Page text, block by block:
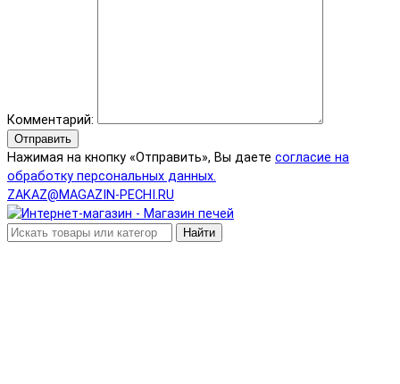
Комментарий:
Отправить
Нажимая на кнопку «Отправить», Вы даете согласие на
обработку персональных данных.
ZAKAZ@MAGAZIN-PECHI.RU
Найти